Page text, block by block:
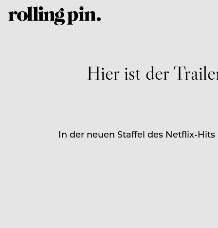
Hier ist der
In der neuen Staffel des Netflix-